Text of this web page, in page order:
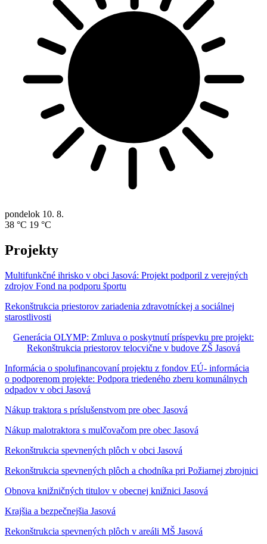
pondelok 10. 8.
38 °C 19 °C
Projekty
Multifunkčné ihrisko v obci Jasová: Projekt podporil z verejných
zdrojov Fond na podporu športu
Rekonštrukcia priestorov zariadenia zdravotníckej a sociálnej
starostlivosti
Generácia OLYMP: Zmluva o poskytnutí príspevku pre projekt:
Rekonštrukcia priestorov telocvične v budove ZŠ Jasová
Informácia o spolufinancovaní projektu z fondov EÚ- informácia
o podporenom projekte: Podpora triedeného zberu komunálnych
odpadov v obci Jasová
Nákup traktora s príslušenstvom pre obec Jasová
Nákup malotraktora s mulčovačom pre obec Jasová
Rekonštrukcia spevnených plôch v obci Jasová
Rekonštrukcia spevnených plôch a chodníka pri Požiarnej zbrojnici
Obnova knižničných titulov v obecnej knižnici Jasová
Krajšia a bezpečnejšia Jasová
Rekonštrukcia spevnených plôch v areáli MŠ Jasová